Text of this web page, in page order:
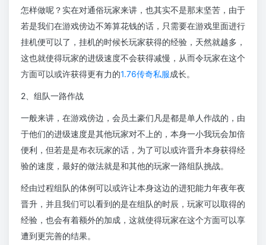
怎样做呢？实在对通俗玩家来讲，也其实不是那末坚苦，由于
若是我们在游戏傍边不筹算花钱的话，只需要在游戏里面进行
挂机便可以了，挂机的时候长玩家获得的经验，天然就越多，
这也就使得玩家的进级速度不会获得减慢，从而令玩家在这个
方面可以或许获得更有力的1.76传奇私服成长。
2、组队一路作战
一般来讲，在游戏傍边，会员土豪们凡是都是单人作战的，由
于他们的进级速度是其他玩家对不上的，本身一小我玩会加倍
便利，但若是是布衣玩家的话，为了可以或许晋升本身获得经
验的速度，最好的做法就是和其他的玩家一路组队挑战。
经由过程组队的体例可以或许让本身这边的进犯能力年夜年夜
晋升，并且我们可以看到的是在组队的时辰，玩家可以取得的
经验，也会有着额外的加成，这就使得玩家在这个方面可以享
遭到更完善的结果。